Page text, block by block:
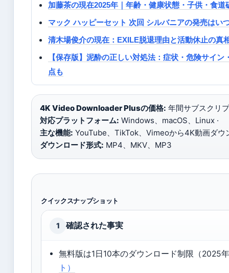
加藤茶の現在2025年｜年齢・健康状態・子供・食
マック ハッピーセット 次回 シルバニアの発売はい
清木場俊介の現在：EXILE脱退理由と活動休止の真
【保存版】泥酔の正しい対処法：症状・危険サイ
点も
4K Video Downloader Plusの価格: 年間サブスクリ
対応プラットフォーム: Windows、macOS、Linux ·
主な機能: YouTube、TikTok、Vimeoから4K動画ダウ
ダウンロード形式: MP4、MKV、MP3
クイックスナップショット
1 確認された事実
無料版は1日10本のダウンロード制限（2025
ト）